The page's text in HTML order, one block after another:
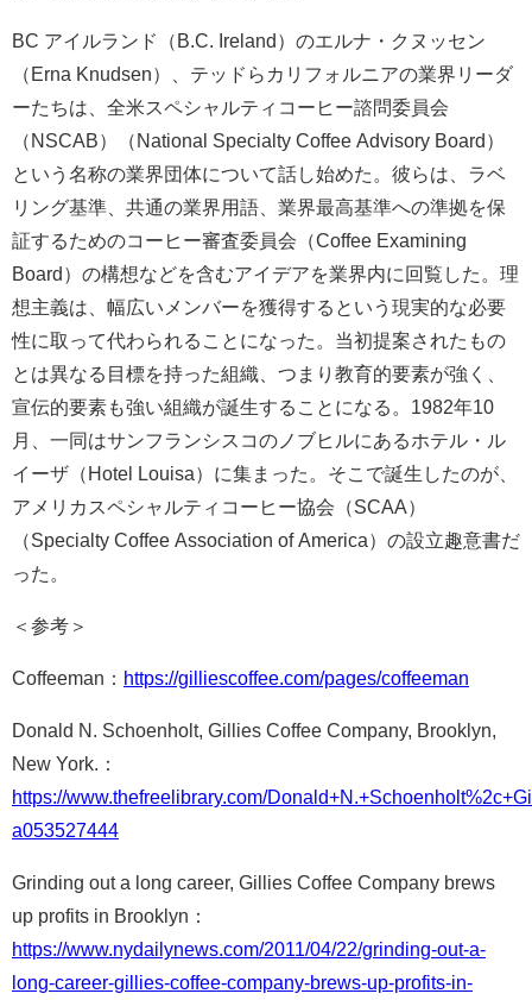
BC アイルランド（B.C. Ireland）のエルナ・クヌッセン
（Erna Knudsen）、テッドらカリフォルニアの業界リーダ
ーたちは、全米スペシャルティコーヒー諮問委員会
（NSCAB）（National Specialty Coffee Advisory Board）
という名称の業界団体について話し始めた。彼らは、ラベ
リング基準、共通の業界用語、業界最高基準への準拠を保
証するためのコーヒー審査委員会（Coffee Examining
Board）の構想などを含むアイデアを業界内に回覧した。理
想主義は、幅広いメンバーを獲得するという現実的な必要
性に取って代わられることになった。当初提案されたもの
とは異なる目標を持った組織、つまり教育的要素が強く、
宣伝的要素も強い組織が誕生することになる。1982年10
月、一同はサンフランシスコのノブヒルにあるホテル・ル
イーザ（Hotel Louisa）に集まった。そこで誕生したのが、
アメリカスペシャルティコーヒー協会（SCAA）
（Specialty Coffee Association of America）の設立趣意書だ
った。
＜参考＞
Coffeeman： https://gilliescoffee.com/pages/coffeeman
Donald N. Schoenholt, Gillies Coffee Company, Brooklyn,
New York.：
https://www.thefreelibrary.com/
a053527444
Grinding out a long career, Gillies Coffee Company brews
up profits in Brooklyn：
https://www.nydailynews.com/2011/04/22/grinding-out-a-
long-career-gillies-coffee-company-brews-up-profits-in-